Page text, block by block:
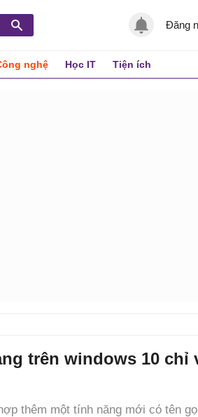
Đăng
nghệ Học IT Tiện ích
trên windows 10 chỉ
thêm một tính năng mới có tên